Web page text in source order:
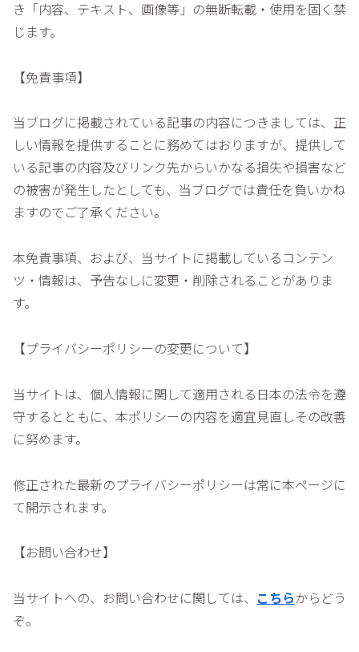
き「内容、テキスト、画像等」の無断転載・使用を固く禁
じます。
【免責事項】
当ブログに掲載されている記事の内容につきましては、正
しい情報を提供することに務めてはおりますが、提供して
いる記事の内容及びリンク先からいかなる損失や損害など
の被害が発生したとしても、当ブログでは責任を負いかね
ますのでご了承ください。
本免責事項、および、当サイトに掲載しているコンテン
ツ・情報は、予告なしに変更・削除されることがありま
す。
【プライバシーポリシーの変更について】
当サイトは、個人情報に関して適用される日本の法令を遵
守するとともに、本ポリシーの内容を適宜見直しその改善
に努めます。
修正された最新のプライバシーポリシーは常に本ページに
て開示されます。
【お問い合わせ】
当サイトへの、お問い合わせに関しては、 こちらからどう
ぞ。